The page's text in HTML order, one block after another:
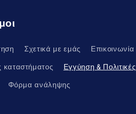
Σχετικά με εμάς
Επικοινωνία
καταστήματος
Εγγύηση & Πολιτικές
Φόρμα ανάληψης